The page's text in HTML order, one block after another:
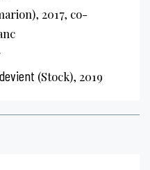
2017, co-
(Stock), 2019